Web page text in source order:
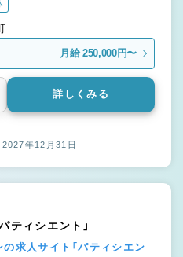
町
月給 250,000円〜
詳しくみる
2027年12月31日
ティシエント」
の求人サイト「パティシエン